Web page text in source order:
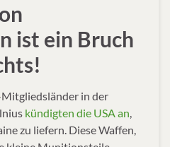
ist ein Bruch
in der
kündigten die USA an,
zu liefern. Diese Waffen,